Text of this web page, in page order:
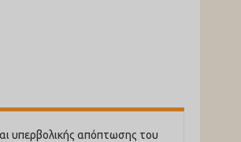
υπερβολικής απόπτωσης του